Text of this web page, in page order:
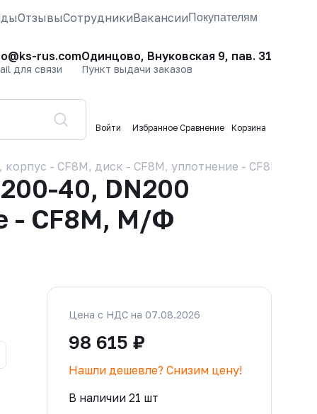
ОтзывыСотрудникиВакансииПокупателям
rus.com
для связи
Одинцово, Внуковская 9, пав. 31
Пункт выдачи заказов
Войти Избранное Сравнение Корзина
- CF8M, диск - CF8M, уплотнение - CF8M, М/Ф
40, DN200
- CF8M, М/Ф
Цена с НДС на 07.08.2026
98 615 ₽
Нашли дешевле? Снизим цену!
В наличии 21 шт